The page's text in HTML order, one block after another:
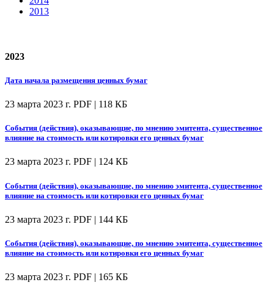
2013
2023
Дата начала размещения ценных бумаг
23 марта 2023 г. PDF | 118 КБ
События (действия), оказывающие, по мнению эмитента, существенное
влияние на стоимость или котировки его ценных бумаг
23 марта 2023 г. PDF | 124 КБ
События (действия), оказывающие, по мнению эмитента, существенное
влияние на стоимость или котировки его ценных бумаг
23 марта 2023 г. PDF | 144 КБ
События (действия), оказывающие, по мнению эмитента, существенное
влияние на стоимость или котировки его ценных бумаг
23 марта 2023 г. PDF | 165 КБ